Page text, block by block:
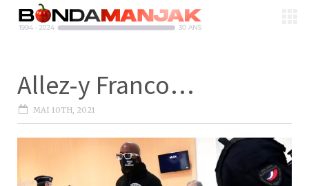
Allez-y Franco…
MAI 10TH, 2021